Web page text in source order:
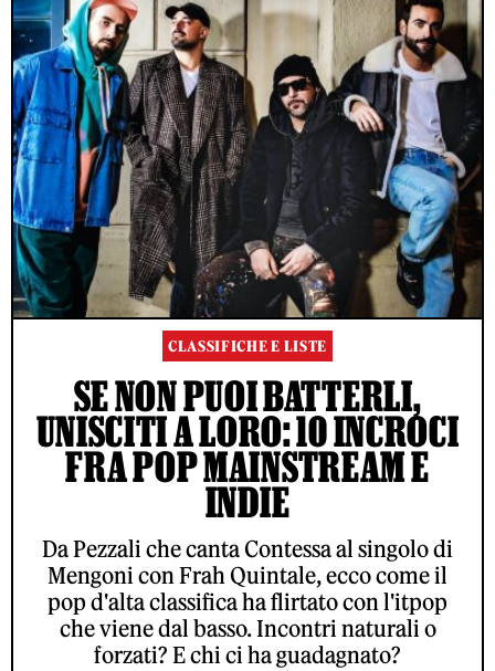
CLASSIFICHE E LISTE
SE NON PUOI BATTERLI,
UNISCITI A LORO: 10 INCROCI
FRA POP MAINSTREAM E
INDIE
Da Pezzali che canta Contessa al singolo di
Mengoni con Frah Quintale, ecco come il
pop d'alta classifica ha flirtato con l'itpop
che viene dal basso. Incontri naturali o
forzati? E chi ci ha guadagnato?